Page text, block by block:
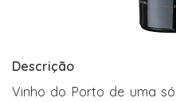
Descrição
Vinho do Porto de uma